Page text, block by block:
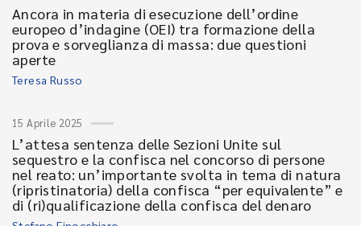
Ancora in materia di esecuzione dell’ordine
europeo d’indagine (OEI) tra formazione della
prova e sorveglianza di massa: due questioni
aperte
Teresa Russo
15 Aprile 2025
L’attesa sentenza delle Sezioni Unite sul
sequestro e la confisca nel concorso di persone
nel reato: un’importante svolta in tema di natura
(ripristinatoria) della confisca “per equivalente” e
di (ri)qualificazione della confisca del denaro